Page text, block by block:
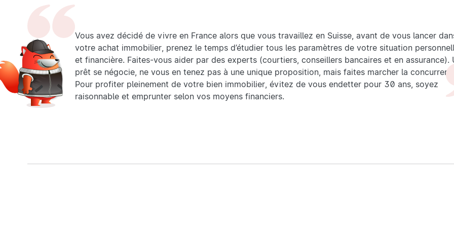
Vous avez décidé de vivre en France alors que vous travaillez en Suisse, avant de vous lancer
votre achat immobilier, prenez le temps d’étudier tous les paramètres de votre situation
et financière. Faites-vous aider par des experts (courtiers, conseillers bancaires et en assurance).
prêt se négocie, ne vous en tenez pas à une unique proposition, mais faites marcher la concurrence
Pour profiter pleinement de votre bien immobilier, évitez de vous endetter pour 30 ans, soyez
raisonnable et emprunter selon vos moyens financiers.